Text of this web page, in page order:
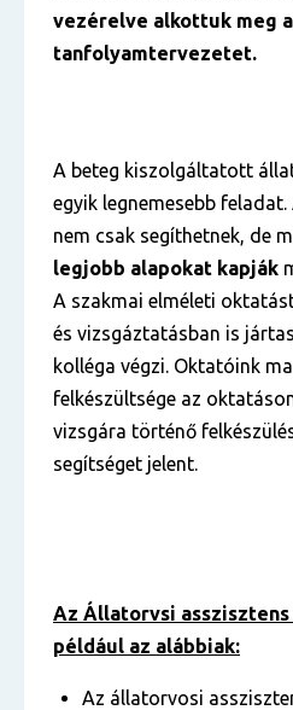
vezérelve alkottuk meg
tanfolyamtervezetet.
A beteg kiszolgáltatott
egyik legnemesebb
nem csak segíthetnek, de
legjobb alapokat kapják
A szakmai elméleti
és vizsgáztatásban is
kolléga végzi. Oktatóink
felkészültsége az
vizsgára történő
segítséget jelent.
Az Állatorvsi
például az alábbiak:
Az állatorvosi